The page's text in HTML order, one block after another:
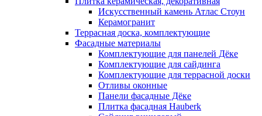
Искусственный камень Атлас Стоун
Керамогранит
Террасная доска, комплектующие
Фасадные материалы
Комплектующие для панелей Дёке
Комплектующие для сайдинга
Комплектующие для террасной доски
Отливы оконные
Панели фасадные Дёке
Плитка фасадная Hauberk